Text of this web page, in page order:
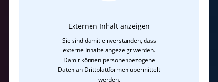
Externen Inhalt anzeigen
Sie sind damit einverstanden, dass
externe Inhalte angezeigt werden.
Damit können personenbezogene
Daten an Drittplattformen übermittelt
werden.